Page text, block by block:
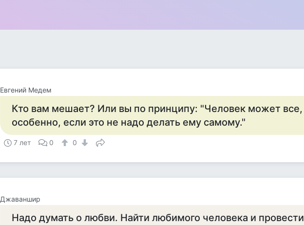
Евгений Медем
Кто вам мешает? Или вы по принципу: "Человек может все,
особенно, если это не надо делать ему самому."
7 лет 0 0
Джаваншир
Надо думать о любви. Найти любимого человека и провести